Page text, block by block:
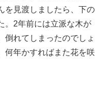
を見渡しましたら、下の
。2年前には立派な木が
倒れてしまったのでしょ
何年かすればまた花を咲